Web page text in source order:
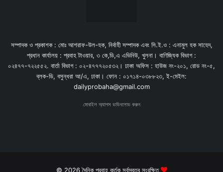
সম্পাদক ও প্রকাশক : মোঃ আশরাফ-উল-হক, নির্বাহী সম্পাদক এবং সি.ই.ও : এনামুল হক সাহেদ,
প্রধান কার্যালয় : প্রবাহ টাওয়ার, ৩ কে,ডি,এ এভিনিউ, খুলনা। বাণিজ্যিক বিভাগ :
০২৪৭৭-৭২২৫৫২. বার্তা বিভাগ : ০২-৪৭৭৭২০৫৩২। ঢাকা অফিস : হাউজ নং-২০১, রোড নং-৫,
ব্লক-ডি, বসুন্ধরা আ/এ, ঢাকা। ফোন : ০১৭১৪-০৩৮৮২৩, ই-মেইল:
dailyprobaha@gmail.com
মোবাইল অ্যাপস ডাউনলোড করুন
© 2026 দৈনিক প্রবাহ কর্তৃক সর্বস্বত্ব সংরক্ষিত